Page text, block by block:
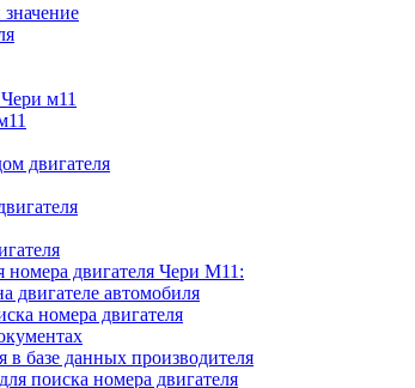
м11
двигателя
двигателя Чери М11:
двигателе автомобиля
номера двигателя
в базе данных производителя
поиска номера двигателя